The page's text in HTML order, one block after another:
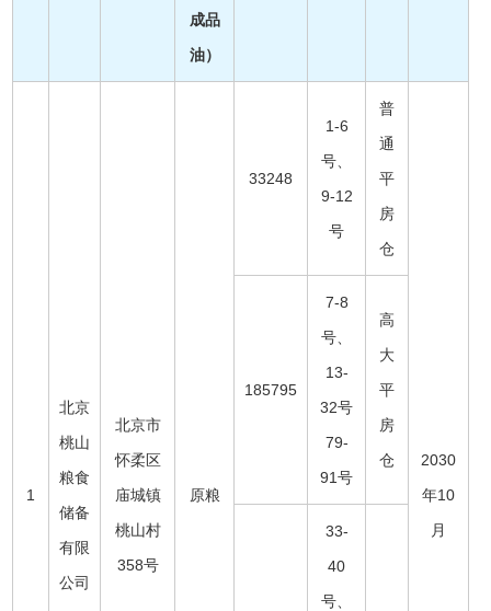
成品
油）
1
北京
桃山
粮食
储备
有限
公司
北京市
怀柔区
庙城镇
桃山村
358号
原粮
33248
1-6
号、
9-12
号
普
通
平
房
仓
2030
年10
月
185795
7-8
号、
13-
32号
79-
91号
高
大
平
房
仓
33-
40
号、